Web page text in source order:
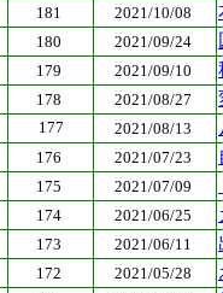
181 2021/10/08
180 2021/09/24
179 2021/09/10
178 2021/08/27
177 2021/08/13
176 2021/07/23
175 2021/07/09
174 2021/06/25
173 2021/06/11
172 2021/05/28